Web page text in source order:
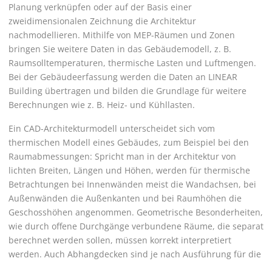
Planung verknüpfen oder auf der Basis einer
zweidimensionalen Zeichnung die Architektur
nachmodellieren. Mithilfe von MEP-Räumen und Zonen
bringen Sie weitere Daten in das Gebäudemodell, z. B.
Raumsolltemperaturen, thermische Lasten und Luftmengen.
Bei der Gebäudeerfassung werden die Daten an LINEAR
Building übertragen und bilden die Grundlage für weitere
Berechnungen wie z. B. Heiz- und Kühllasten.
Ein CAD-Architekturmodell unterscheidet sich vom
thermischen Modell eines Gebäudes, zum Beispiel bei den
Raumabmessungen: Spricht man in der Architektur von
lichten Breiten, Längen und Höhen, werden für thermische
Betrachtungen bei Innenwänden meist die Wandachsen, bei
Außenwänden die Außenkanten und bei Raumhöhen die
Geschosshöhen angenommen. Geometrische Besonderheiten,
wie durch offene Durchgänge verbundene Räume, die separat
berechnet werden sollen, müssen korrekt interpretiert
werden. Auch Abhangdecken sind je nach Ausführung für die